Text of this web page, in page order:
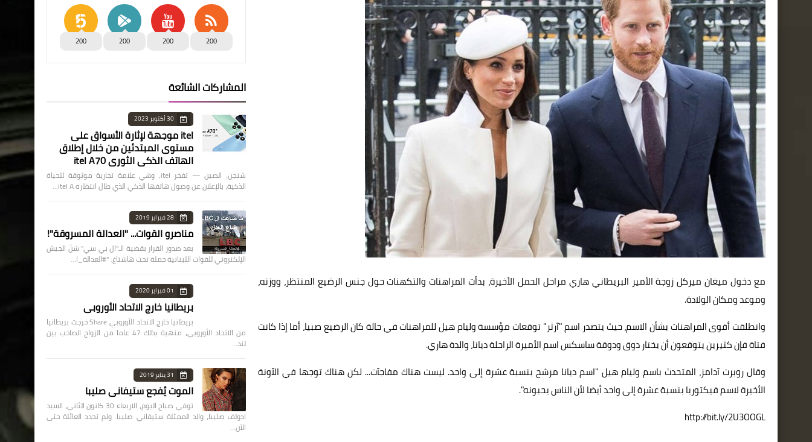
مع دخول ميغان ميركل زوجة الأمير البريطاني هاري مراحل الحمل الأخيرة، بدأت المراهنات والتكهنات حول جنس الرضيع المنتظر، ووزنه،
وموعد ومكان الولادة.
وانطلقت أقوى المراهنات بشأن الاسم، حيث يتصدر اسم "آرثر" توقعات مؤسسة وليام هيل للمراهنات في حالة كان الرضيع صبيا، أما إذا كانت
فتاة فإن كثيرين يتوقعون أن يختار دوق ودوقة ساسكس اسم الأميرة الراحلة ديانا، والدة هاري.
وقال روبرت آدامز، المتحدث باسم وليام هيل "اسم ديانا مرشح بنسبة عشرة إلى واحد. ليست هناك مفاجآت... لكن هناك توجها في الآونة
الأخيرة لاسم فيكتوريا بنسبة عشرة إلى واحد أيضا لأن الناس يحبونه".
http://bit.ly/2U3OOGL
200
200
200
200
المشاركات الشائعة
30 أكتوبر 2023
itel موجهة لإثارة الأسواق على
مستوى المبتدئين من خلال إطلاق
الهاتف الذكي الثوري itel A70
شنجن، الصين — تفخر itel، وهي علامة تجارية موثوقة للحياة
الذكية، بالإعلان عن وصول هاتفها الذكي الذي طال انتظاره itel A…
28 فبراير 2019
مناصرو القوات... "العدالة المسروقة"!
بعد صدور القرار بقضية الـ"ال بي سي" شنّ الجيش
الإلكتروني للقوات اللبنانية حملة تحت هاشتاغ: "#العدالة_ا…
01 فبراير 2020
بريطانيا خارج الاتحاد الأوروبي
بريطانيا خارج الاتحاد الأوروبي Share خرجت بريطانيا
من الاتحاد الأوروبي، منهية بذلك 47 عاما من الزواج الصاخب بين
لند…
31 يناير 2019
الموت يُفجع ستيفاني صليبا
توفي صباح اليوم، الاربعاء 30 كانون الثاني، السيد
ادولف صليبا، والد الممثلة ستيفاني صليبا. ولم تحدد العائلة حتى
الآن…